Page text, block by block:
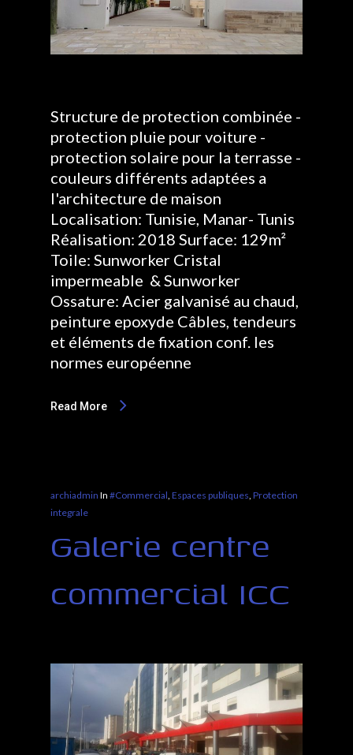
Structure de protection combinée -
protection pluie pour voiture -
protection solaire pour la terrasse -
couleurs différents adaptées a
l'architecture de maison
Localisation: Tunisie, Manar- Tunis
Réalisation: 2018 Surface: 129m²
Toile: Sunworker Cristal
impermeable & Sunworker
Ossature: Acier galvanisé au chaud,
peinture epoxyde Câbles, tendeurs
et éléments de fixation conf. les
normes européenne
Read More
archiadmin In #Commercial, Espaces publiques, Protection
integrale
Galerie centre
commercial ICC